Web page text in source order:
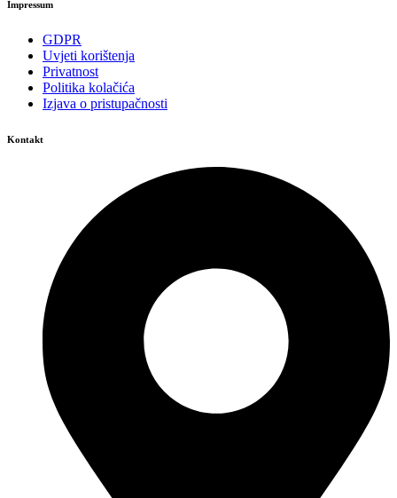
Impressum
GDPR
Uvjeti korištenja
Privatnost
Politika kolačića
Izjava o pristupačnosti
Kontakt